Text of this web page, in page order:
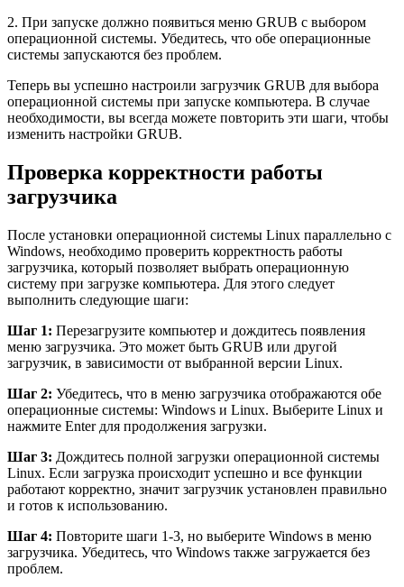
2. При запуске должно появиться меню GRUB с выбором
операционной системы. Убедитесь, что обе операционные
системы запускаются без проблем.
Теперь вы успешно настроили загрузчик GRUB для выбора
операционной системы при запуске компьютера. В случае
необходимости, вы всегда можете повторить эти шаги, чтобы
изменить настройки GRUB.
Проверка корректности работы
загрузчика
После установки операционной системы Linux параллельно с
Windows, необходимо проверить корректность работы
загрузчика, который позволяет выбрать операционную
систему при загрузке компьютера. Для этого следует
выполнить следующие шаги:
Шаг 1: Перезагрузите компьютер и дождитесь появления
меню загрузчика. Это может быть GRUB или другой
загрузчик, в зависимости от выбранной версии Linux.
Шаг 2: Убедитесь, что в меню загрузчика отображаются обе
операционные системы: Windows и Linux. Выберите Linux и
нажмите Enter для продолжения загрузки.
Шаг 3: Дождитесь полной загрузки операционной системы
Linux. Если загрузка происходит успешно и все функции
работают корректно, значит загрузчик установлен правильно
и готов к использованию.
Шаг 4: Повторите шаги 1-3, но выберите Windows в меню
загрузчика. Убедитесь, что Windows также загружается без
проблем.